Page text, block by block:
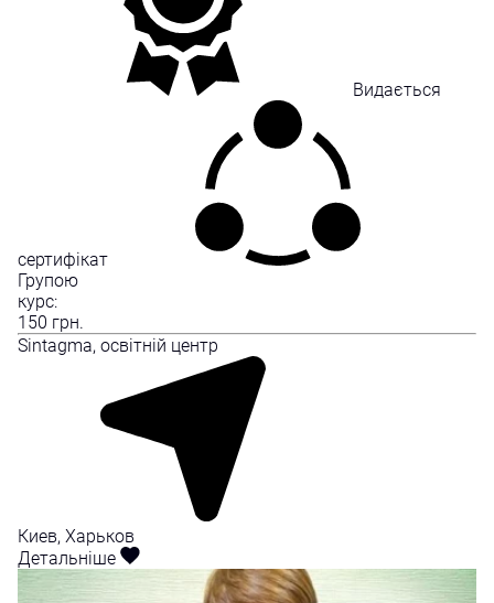
Видається
сертифікат
Групою
курс:
150 грн.
Sintagma, освітній центр
Киев, Харьков
Детальніше